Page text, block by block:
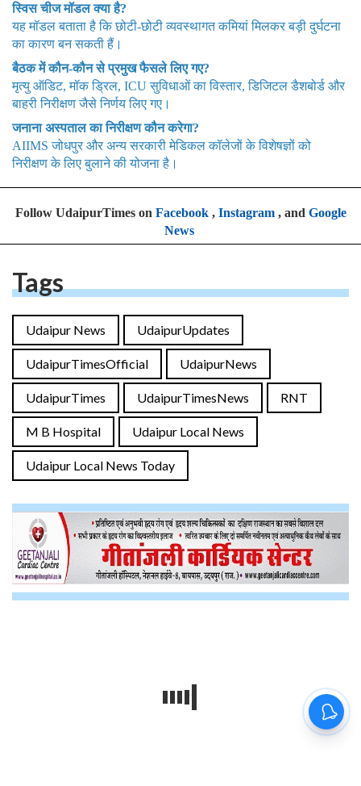
स्विस चीज मॉडल क्या है?
यह मॉडल बताता है कि छोटी-छोटी व्यवस्थागत कमियां मिलकर बड़ी दुर्घटना
का कारण बन सकती हैं।
बैठक में कौन-कौन से प्रमुख फैसले लिए गए?
मृत्यु ऑडिट, मॉक ड्रिल, ICU सुविधाओं का विस्तार, डिजिटल डैशबोर्ड और
बाहरी निरीक्षण जैसे निर्णय लिए गए।
जनाना अस्पताल का निरीक्षण कौन करेगा?
AIIMS जोधपुर और अन्य सरकारी मेडिकल कॉलेजों के विशेषज्ञों को
निरीक्षण के लिए बुलाने की योजना है।
Follow UdaipurTimes on Facebook, Instagram, and Google
News
Tags
Udaipur News UdaipurUpdates
UdaipurTimesOfficial UdaipurNews
UdaipurTimes UdaipurTimesNews RNT
M B Hospital Udaipur Local News
Udaipur Local News Today